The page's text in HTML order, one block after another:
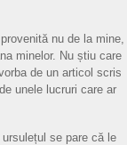
nu de la mine,
minelor. Nu știu care
de un articol scris
unele lucruri care ar
se pare că le